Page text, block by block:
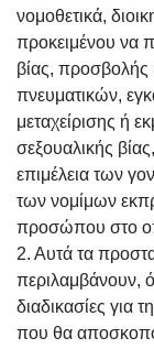
νομοθετικά,
προκειμένου να
βίας, προσβολής
πνευματικών,
μεταχείρισης ή
σεξουαλικής
επιμέλεια των
των νομίμων
προσώπου στο
2. Αυτά τα
περιλαμβάνουν,
διαδικασίες για
που θα